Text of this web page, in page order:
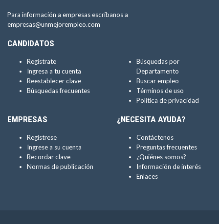
Para información a empresas escríbanos a
empresas@unmejorempleo.com
CANDIDATOS
Regístrate
Ingresa a tu cuenta
Reestablecer clave
Búsquedas frecuentes
Búsquedas por
Departamento
Buscar empleo
Términos de uso
Política de privacidad
EMPRESAS
Regístrese
Ingrese a su cuenta
Recordar clave
Normas de publicación
¿NECESITA AYUDA?
Contáctenos
Preguntas frecuentes
¿Quiénes somos?
Información de interés
Enlaces